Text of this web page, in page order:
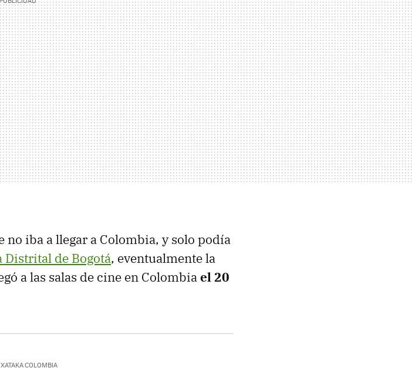
iba a llegar a Colombia, y solo podía
Distrital de Bogotá, eventualmente la
a las salas de cine en Colombiael 20
XATAKA COLOMBIA